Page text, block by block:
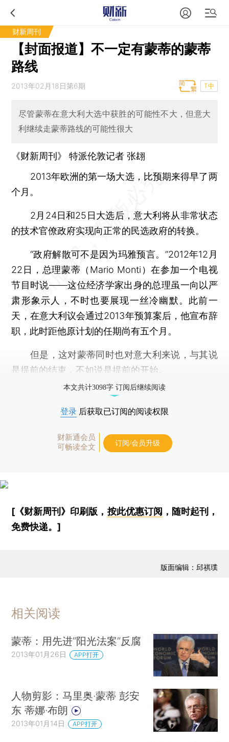
财新周刊
【封面报道】不一定有蒙蒂的蒙蒂
路线
2013年02月18日第6期 T中
尽管蒙蒂在意大利大选中获胜的可能性不大，但意大
利继续走蒙蒂路线的可能性很大
《财新周刊》 特派伦敦记者张翃
2013年欧洲的第一场大选，比预期来得早了两
个月。
2月24日和25日大选后，意大利将从非常状态
的技术官僚政府实现向正常的民选政府的转换。
“政府解散可不是因为玛雅预言。”2012年12月
22日，总理蒙蒂（Mario Monti）在参加一个电视
节目时说——这位经济学家出身的总理虽一向以严
肃形象示人，不时也要展现一丝冷幽默。此前一
天，在意大利议会通过2013年预算案后，他宣布辞
职，此时距他原计划的任期尚有五个月。
但是，这对蒙蒂同时也对意大利来说，与其说
是提前的结束，不如说是提前的开始。
本文共计3098字 订阅后继续阅读
登录 后获取已订阅的阅读权限
财新通会员
可畅读全文
订阅/会员升级
[《财新周刊》印刷版， 按此优惠订阅 ，随时起刊，
免费快递。]
版面编辑：邱祺璞
相关阅读
蒙蒂：用先进“阳光法案”反腐
2013年01月26日 APP打开
人物剪影：马里奥·蒙蒂 彭安
东 蒂娜·布朗
2013年01月14日 APP打开